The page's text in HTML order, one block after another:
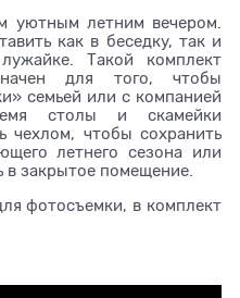
уютным летним вечером.
как в беседку, так и
Такой комплект
для того, чтобы
семьей или с компанией
столы и скамейки
чехлом, чтобы сохранить
летнего сезона или
в закрытое помещение.
фотосъемки, в комплект